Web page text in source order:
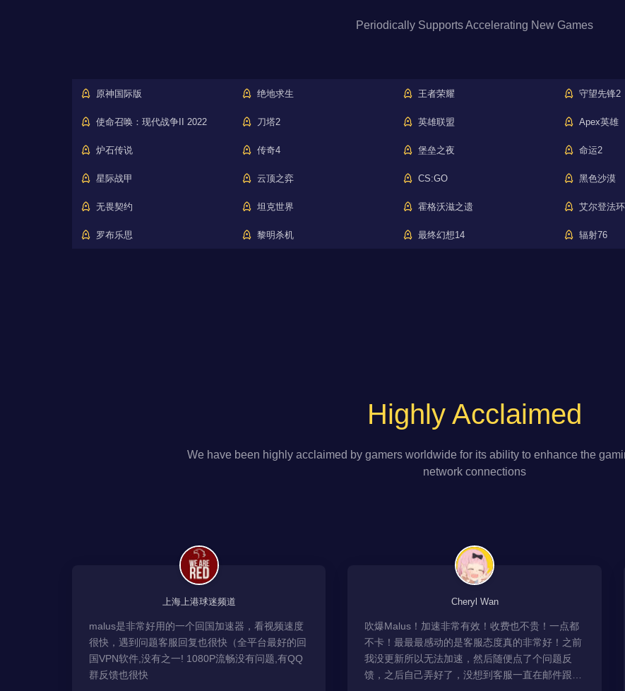
Periodically Supports Accelerating New Games
原神国际版 绝地求生 王者荣耀 守望先锋2
使命召唤：现代战争II 2022 刀塔2 英雄联盟 Apex英雄
炉石传说 传奇4 堡垒之夜 命运2
星际战甲 云顶之弈 CS:GO 黑色沙漠
无畏契约 坦克世界 霍格沃滋之遗 艾尔登法环
罗布乐思 黎明杀机 最终幻想14 辐射76
Highly Acclaimed
We have been highly acclaimed by gamers worldwide for its ability to enhance the
network connections
上海上港球迷频道
malus是非常好用的一个回国加速器，看视频速度
很快，遇到问题客服回复也很快（全平台最好的回
国VPN软件,没有之一! 1080P流畅没有问题,有QQ
群反馈也很快
Cheryl Wan
吹爆Malus！加速非常有效！收费也不贵！一点都
不卡！最最最感动的是客服态度真的非常好！之前
我没更新所以无法加速，然后随便点了个问题反
馈，之后自己弄好了，没想到客服一直在邮件跟